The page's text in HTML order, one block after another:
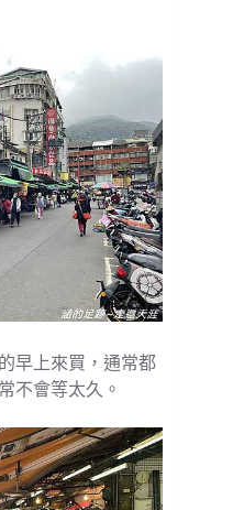
早上來買，通常都
不會等太久。